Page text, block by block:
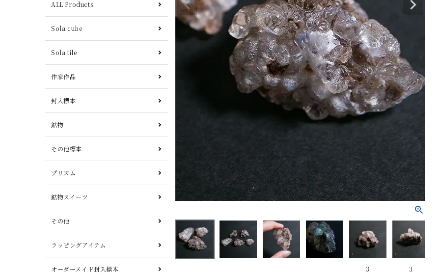
ALL Products
Sola cube
Sola tile
作家作品
封入標本
鉱物
その他標本
プリズム
鉱物スイーツ
その他
ラッピングアイテム
オーダーメイド封入標本 3 3